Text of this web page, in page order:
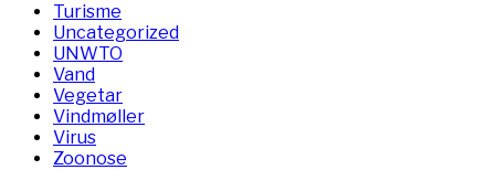
Turisme
Uncategorized
UNWTO
Vand
Vegetar
Vindmøller
Virus
Zoonose